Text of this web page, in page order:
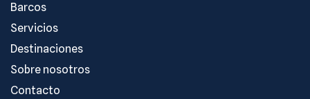
Barcos
Servicios
Destinaciones
Sobre nosotros
Contacto